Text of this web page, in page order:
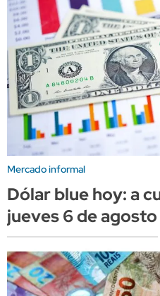
Mercado informal
Dólar blue hoy: a
jueves 6 de agosto